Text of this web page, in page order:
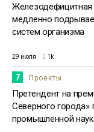
Железодефицитная
медленно
систем организма
29 июля 1k
7 Проекты
Претендент на
Северного города»
промышленной